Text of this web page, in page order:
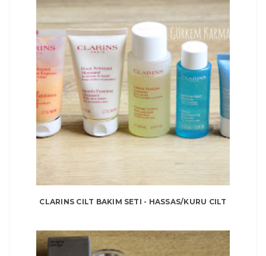
CLARINS CILT BAKIM SETI - HASSAS/KURU CILT